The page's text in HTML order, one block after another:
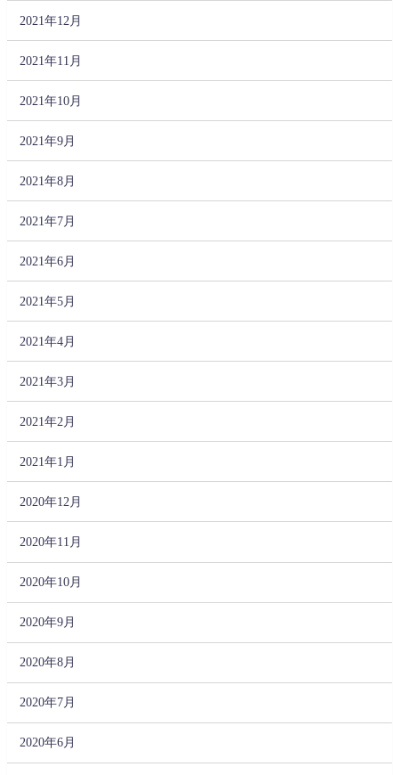
2021年12月
2021年11月
2021年10月
2021年9月
2021年8月
2021年7月
2021年6月
2021年5月
2021年4月
2021年3月
2021年2月
2021年1月
2020年12月
2020年11月
2020年10月
2020年9月
2020年8月
2020年7月
2020年6月